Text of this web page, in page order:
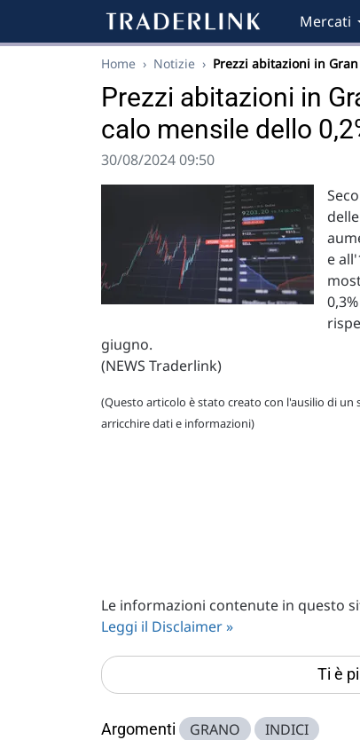
Mercati
Home › Notizie › Prezzi abitazioni in
Prezzi abitazioni in
calo mensile dello
30/08/2024 09:50
e
giugno.
(NEWS Traderlink)
(Questo articolo è stato creato con l'ausilio di
arricchire dati e informazioni)
Le informazioni contenute in questo
Leggi il Disclaimer »
Ti è
Argomenti GRANO INDICI